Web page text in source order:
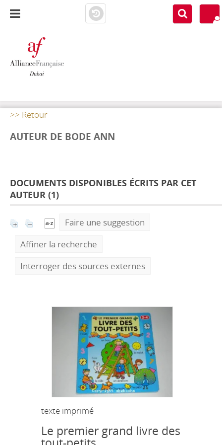
>> Retour
AUTEUR DE BODE ANN
DOCUMENTS DISPONIBLES ÉCRITS PAR CET
AUTEUR (1)
Faire une suggestion
Affiner la recherche
Interroger des sources externes
texte imprimé
Le premier grand livre des